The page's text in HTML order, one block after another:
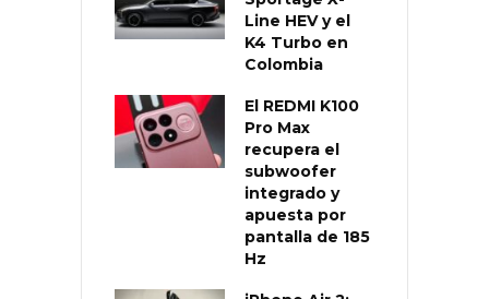
Line HEV y el
K4 Turbo en
Colombia
El REDMI K100
Pro Max
recupera el
subwoofer
integrado y
apuesta por
pantalla de 185
Hz